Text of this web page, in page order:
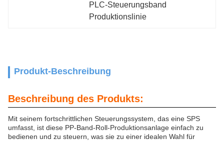
PLC-Steuerungsband
Produktionslinie
Produkt-Beschreibung
Beschreibung des Produkts:
Mit seinem fortschrittlichen Steuerungssystem, das eine SPS
umfasst, ist diese PP-Band-Roll-Produktionsanlage einfach zu
bedienen und zu steuern, was sie zu einer idealen Wahl für